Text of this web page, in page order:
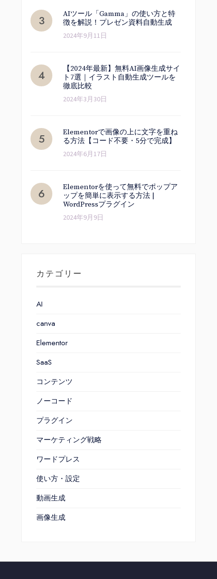
AIツール「Gamma」の使い方と特
徴を解説！プレゼン資料自動生成
2024年9月11日
【2024年最新】無料AI画像生成サイ
ト7選｜イラスト自動生成ツールを
徹底比較
2024年3月30日
Elementorで画像の上に文字を重ね
る方法【コード不要・5分で完成】
2024年6月17日
Elementorを使って無料でポップア
ップを簡単に表示する方法 |
WordPressプラグイン
2024年9月9日
カテゴリー
AI
canva
Elementor
SaaS
コンテンツ
ノーコード
プラグイン
マーケティング戦略
ワードプレス
使い方・設定
動画生成
画像生成